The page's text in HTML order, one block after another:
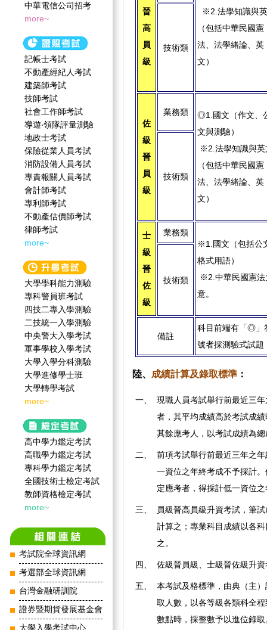
中華電信公司招考
more~
記帳士考試
不動產經紀人考試
建築師考試
技師考試
社會工作師‍考試
導遊‧領隊評量測驗
地政士考試
保險從業人員考試
消防設備人員考試
專責報關人員考試
會計師考試
專利師考試
不動產估價師考試
律師考試
more~
大學學科能力測驗
專科警員班考試
四技二專入學測驗
二技統一入學測驗
中央警大入學考試
軍事學校入學考試
大學入學分科測驗
大學進修學士班
大學轉學考試
more~
高中學力鑑定考試
高職學力鑑定考試
專科學力鑑定考試
全國技術士檢定考試
教師資格檢定考試
more~
考試院全球資訊網
考選部全球資訊網
台灣金融研訓院
證券暨期貨發展基金會
大學入學考試中心
晉
高
員
級
※2. 法學知識與
（包括中華民國憲
法、法學緒論、英
文）
技術類
佐
級
晉
員
級
業務類 ◎1. 國文（作文、
文與測驗）
※2. 法學知識與英
（包括中華民國憲
法、法學緒論、英
文）
技術類
士
級
晉
佐
級
業務類
※1. 國文（包括公
格式用語）
※2.中華民國憲法
意。
技術類
備註
科目前端有「◎」
號者採測驗式試題
陸、 成績計算及錄取標準 ：
一、
現職人員考試舉行前最近三
者，其平均成績高於考試成
其餘應考人，以考試成績為
二、
前項考試舉行前最近三年之
一資位之年終考成不予採計
定應考者，得採計低一資位
三、
員級晉高員級升資考試，筆
計算之；專業科目成績以各
之。
四、 佐級晉員級、士級晉佐級升
五、
本考試及格標準，由典（主
取人數，以各等級各類科全
數點時，採整數予以進位錄取